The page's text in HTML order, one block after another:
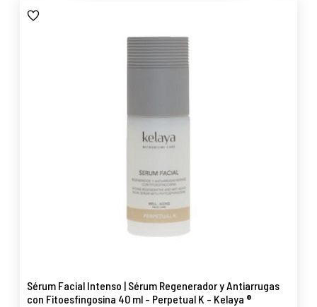
Sérum Facial Intenso | Sérum Regenerador y Antiarrugas
con Fitoesfingosina 40 ml - Perpetual K - Kelaya ®